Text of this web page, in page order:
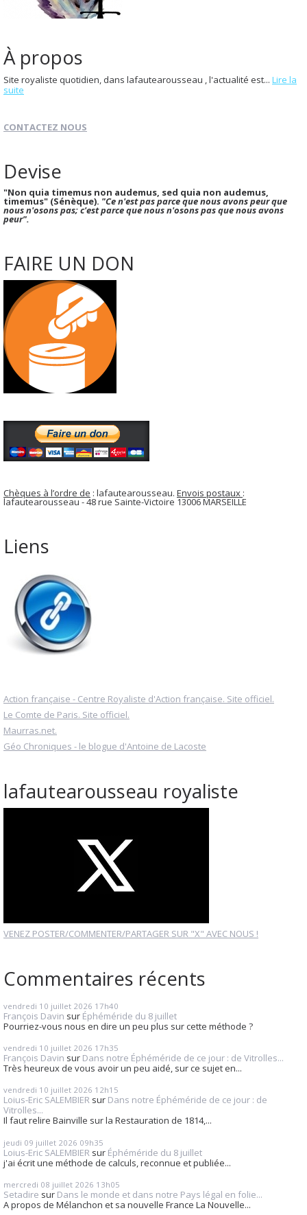
À propos
Site royaliste quotidien, dans lafautearousseau , l'actualité est... Lire la
suite
CONTACTEZ NOUS
Devise
"Non quia timemus non audemus, sed quia non audemus,
timemus" (Sénèque). "Ce n'est pas parce que nous avons peur que
nous n'osons pas; c'est parce que nous n'osons pas que nous avons
peur".
FAIRE UN DON
Chèques à l’ordre de : lafautearousseau. Envois postaux :
lafautearousseau - 48 rue Sainte-Victoire 13006 MARSEILLE
Liens
Action française - Centre Royaliste d'Action française. Site officiel.
Le Comte de Paris. Site officiel.
Maurras.net.
Géo Chroniques - le blogue d'Antoine de Lacoste
lafautearousseau royaliste
VENEZ POSTER/COMMENTER/PARTAGER SUR "X" AVEC NOUS !
Commentaires récents
vendredi 10 juillet 2026 17h40
François Davin sur Éphéméride du 8 juillet
Pourriez-vous nous en dire un peu plus sur cette méthode ?
vendredi 10 juillet 2026 17h35
François Davin sur Dans notre Éphéméride de ce jour : de Vitrolles...
Très heureux de vous avoir un peu aidé, sur ce sujet en...
vendredi 10 juillet 2026 12h15
Loius-Eric SALEMBIER sur Dans notre Éphéméride de ce jour : de
Vitrolles...
Il faut relire Bainville sur la Restauration de 1814,...
jeudi 09 juillet 2026 09h35
Loius-Eric SALEMBIER sur Éphéméride du 8 juillet
j'ai écrit une méthode de calculs, reconnue et publiée...
mercredi 08 juillet 2026 13h05
Setadire sur Dans le monde et dans notre Pays légal en folie...
A propos de Mélanchon et sa nouvelle France La Nouvelle...